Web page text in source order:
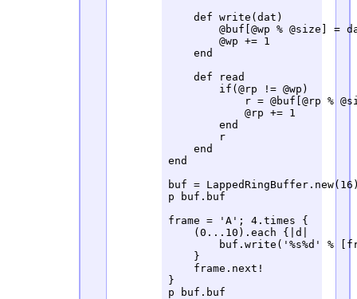
    def write(dat)
@buf[@wp % @size] =
        @wp += 1
    end
    def read
        if(@rp != @wp)
r = @buf[@rp %
            @rp += 1
        end
        r
    end
end
buf =
p buf.buf
frame = 'A'; 4.times {
(0...10).each {|d|
buf.write('%s%d' %
    }
    frame.next!
}
p buf.buf